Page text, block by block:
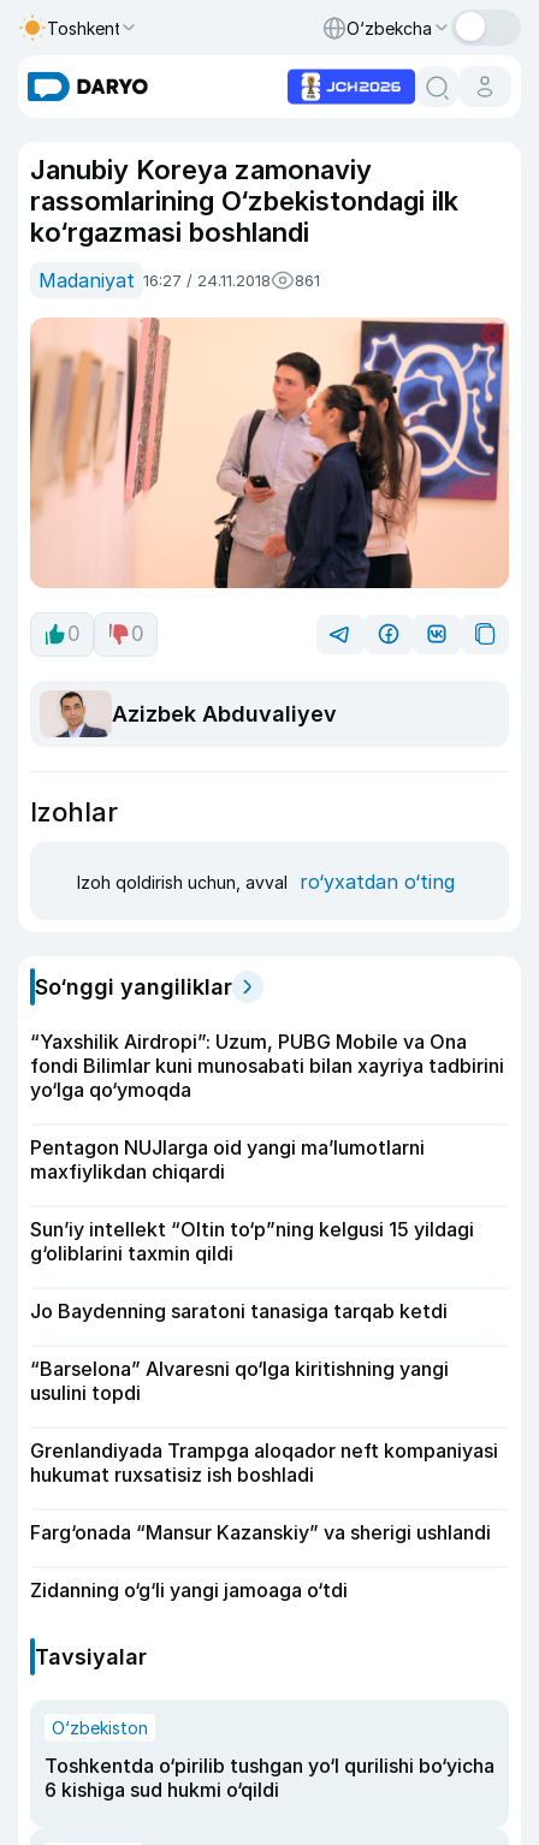
Toshkent O‘zbekcha
Janubiy Koreya zamonaviy
rassomlarining O‘zbekistondagi ilk
ko‘rgazmasi boshlandi
Madaniyat 16:27 / 24.11.2018 861
0 0
Azizbek Abduvaliyev
Izohlar
Izoh qoldirish uchun, avval ro‘yxatdan o‘ting
So‘nggi yangiliklar
“Yaxshilik Airdropi”: Uzum, PUBG Mobile va Ona
fondi Bilimlar kuni munosabati bilan xayriya tadbirini
yo‘lga qo‘ymoqda
Pentagon NUJlarga oid yangi maʼlumotlarni
maxfiylikdan chiqardi
Sun’iy intellekt “Oltin to‘p”ning kelgusi 15 yildagi
g‘oliblarini taxmin qildi
Jo Baydenning saratoni tanasiga tarqab ketdi
“Barselona” Alvaresni qo‘lga kiritishning yangi
usulini topdi
Grenlandiyada Trampga aloqador neft kompaniyasi
hukumat ruxsatisiz ish boshladi
Farg‘onada “Mansur Kazanskiy” va sherigi ushlandi
Zidanning o‘g‘li yangi jamoaga o‘tdi
Tavsiyalar
O‘zbekiston
Toshkentda o‘pirilib tushgan yo‘l qurilishi bo‘yicha
6 kishiga sud hukmi o‘qildi